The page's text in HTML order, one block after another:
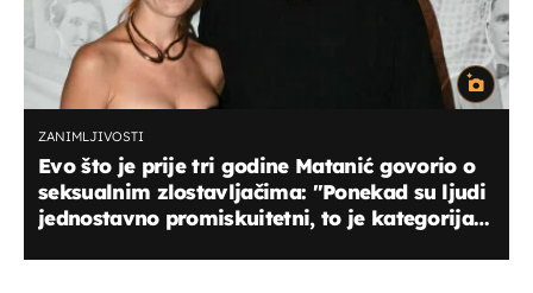
ZANIMLJIVOSTI
Evo što je prije tri godine Matanić govorio o
seksualnim zlostavljačima: "Ponekad su ljudi
jednostavno promiskuitetni, to je kategorija